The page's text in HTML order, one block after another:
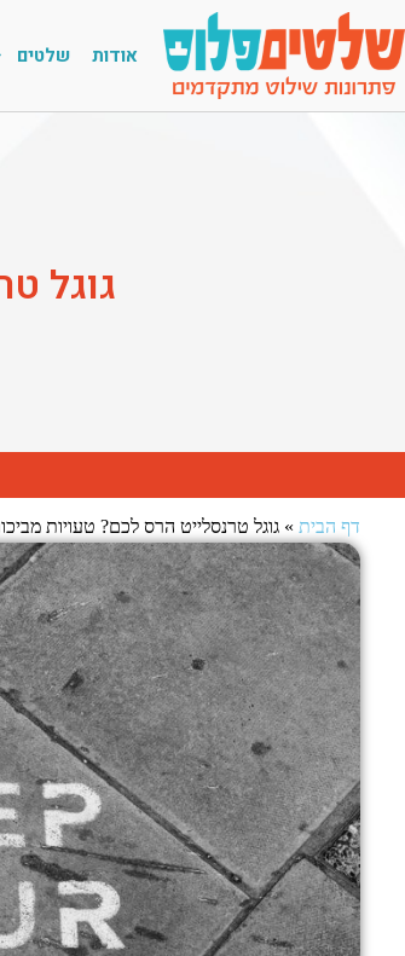
אודות שלטים
גוגל
דף הבית » גוגל טרנסלייט הרס לכם? טעויות
גרפומט דפוס
1 לפני שנה
מהירות הדפסה יוצאת
ולא מתפשרים על